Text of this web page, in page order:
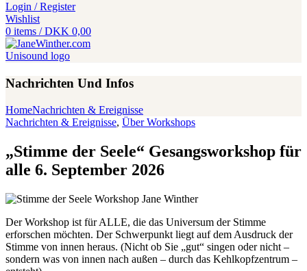
Login / Register
Wishlist
0 items / DKK 0,00
Nachrichten Und Infos
HomeNachrichten & Ereignisse
Nachrichten & Ereignisse, Über Workshops
„Stimme der Seele“ Gesangsworkshop für
alle 6. September 2026
Der Workshop ist für ALLE, die das Universum der Stimme
erforschen möchten. Der Schwerpunkt liegt auf dem Ausdruck der
Stimme von innen heraus. (Nicht ob Sie „gut“ singen oder nicht –
sondern was von innen nach außen – durch das Kehlkopfzentrum –